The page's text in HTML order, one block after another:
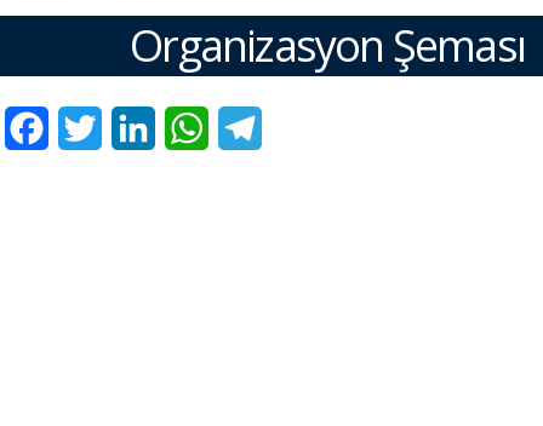
Organizasyon Şeması
FacebookTwitter LinkedInWhatsApp